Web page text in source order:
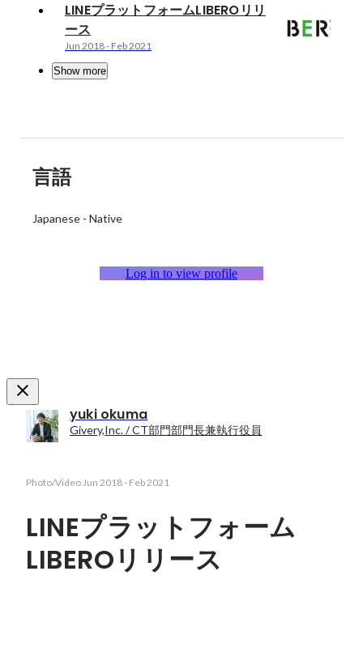
LINEプラットフォームLIBEROリリ
ース
Jun 2018- Feb 2021
Show more
言語
Japanese - Native
Log in to view profile
yuki okuma
Givery,Inc. / CT部門部門長兼執行役員
Photo/VideoJun 2018- Feb 2021
LINEプラットフォーム
LIBEROリリース